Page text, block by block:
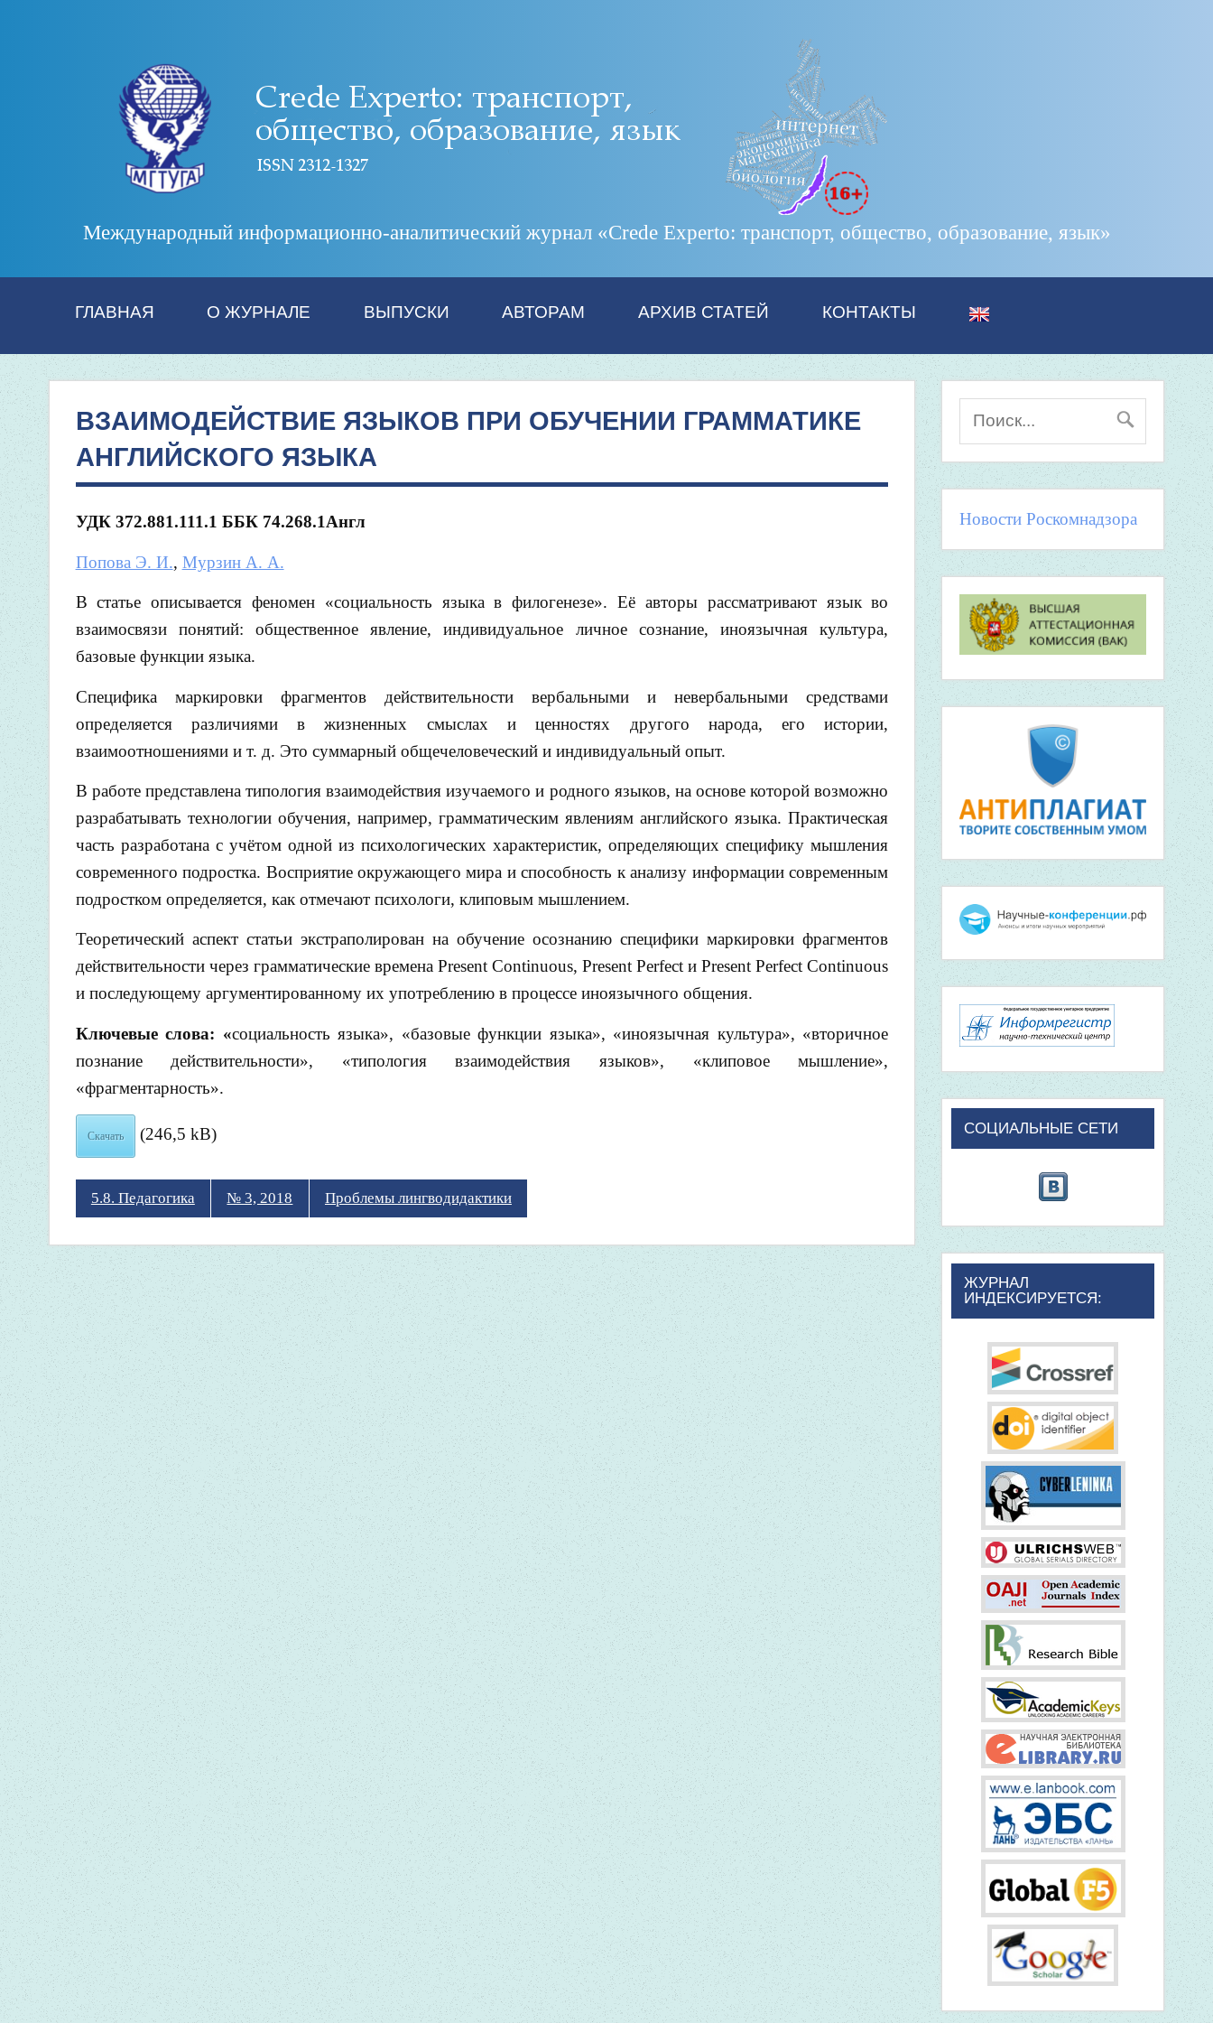
Международный информационно-аналитический журнал «Crede Experto: транспорт, общество, образование, язык»
ГЛАВНАЯ О ЖУРНАЛЕ ВЫПУСКИ АВТОРАМ АРХИВ СТАТЕЙ КОНТАКТЫ
ВЗАИМОДЕЙСТВИЕ ЯЗЫКОВ ПРИ ОБУЧЕНИИ ГРАММАТИКЕ
АНГЛИЙСКОГО ЯЗЫКА
УДК 372.881.111.1 ББК 74.268.1Англ
Попова Э. И., Мурзин А. А.
В статье описывается феномен «социальность языка в филогенезе». Её авторы рассматривают язык во
взаимосвязи понятий: общественное явление, индивидуальное личное сознание, иноязычная культура,
базовые функции языка.
Специфика маркировки фрагментов действительности вербальными и невербальными средствами
определяется различиями в жизненных смыслах и ценностях другого народа, его истории,
взаимоотношениями и т. д. Это суммарный общечеловеческий и индивидуальный опыт.
В работе представлена типология взаимодействия изучаемого и родного языков, на основе которой возможно
разрабатывать технологии обучения, например, грамматическим явлениям английского языка. Практическая
часть разработана с учётом одной из психологических характеристик, определяющих специфику мышления
современного подростка. Восприятие окружающего мира и способность к анализу информации современным
подростком определяется, как отмечают психологи, клиповым мышлением.
Теоретический аспект статьи экстраполирован на обучение осознанию специфики маркировки фрагментов
действительности через грамматические времена Present Continuous, Present Perfect и Present Perfect Continuous
и последующему аргументированному их употреблению в процессе иноязычного общения.
Ключевые слова: «социальность языка», «базовые функции языка», «иноязычная культура», «вторичное
познание действительности», «типология взаимодействия языков», «клиповое мышление»,
«фрагментарность».
Скачать (246,5 kB)
5.8. Педагогика № 3, 2018 Проблемы лингводидактики
Новости Роскомнадзора
СОЦИАЛЬНЫЕ СЕТИ
ЖУРНАЛ
ИНДЕКСИРУЕТСЯ: